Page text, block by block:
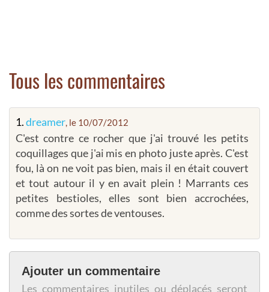
Tous les commentaires
1.dreamer, le 10/07/2012
C'est contre ce rocher que j'ai trouvé les petits
coquillages que j'ai mis en photo juste après. C'est
fou, là on ne voit pas bien, mais il en était couvert
et tout autour il y en avait plein ! Marrants ces
petites bestioles, elles sont bien accrochées,
comme des sortes de ventouses.
Ajouter un commentaire
Les commentaires inutiles ou déplacés seront